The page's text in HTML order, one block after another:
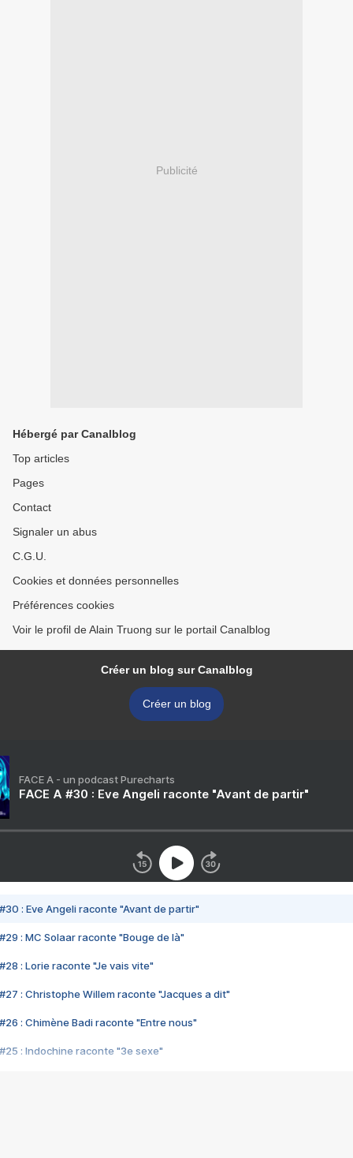
Publicité
Hébergé par Canalblog
Top articles
Pages
Contact
Signaler un abus
C.G.U.
Cookies et données personnelles
Préférences cookies
Voir le profil de Alain Truong sur le portail Canalblog
Créer un blog sur Canalblog
Créer un blog
FACE A - un podcast Purecharts
FACE A #30 : Eve Angeli raconte "Avant de partir"
#30 : Eve Angeli raconte "Avant de partir"
#29 : MC Solaar raconte "Bouge de là"
#28 : Lorie raconte "Je vais vite"
#27 : Christophe Willem raconte "Jacques a dit"
#26 : Chimène Badi raconte "Entre nous"
#25 : Indochine raconte "3e sexe"